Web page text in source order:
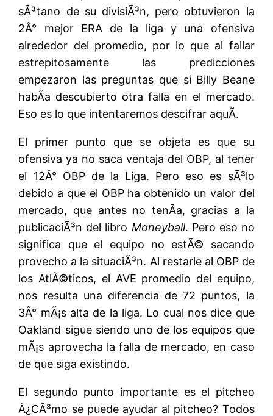
sÃ³tano de su divisiÃ³n, pero obtuvieron la
2Â° mejor ERA de la liga y una ofensiva
alrededor del promedio, por lo que al fallar
estrepitosamente las predicciones
empezaron las preguntas que si Billy Beane
habÃ­a descubierto otra falla en el mercado.
Eso es lo que intentaremos descifrar aquÃ­.
El primer punto que se objeta es que su
ofensiva ya no saca ventaja del OBP, al tener
el 12Â° OBP de la Liga. Pero eso es sÃ³lo
debido a que el OBP ha obtenido un valor del
mercado, que antes no tenÃ­a, gracias a la
publicaciÃ³n del libro Moneyball. Pero eso no
significa que el equipo no estÃ© sacando
provecho a la situaciÃ³n. Al restarle al OBP de
los AtlÃ©ticos, el AVE promedio del equipo,
nos resulta una diferencia de 72 puntos, la
3Â° mÃ¡s alta de la liga. Lo cual nos dice que
Oakland sigue siendo uno de los equipos que
mÃ¡s aprovecha la falla de mercado, en caso
de que siga existindo.
El segundo punto importante es el pitcheo
Â¿CÃ³mo se puede ayudar al pitcheo? Todos